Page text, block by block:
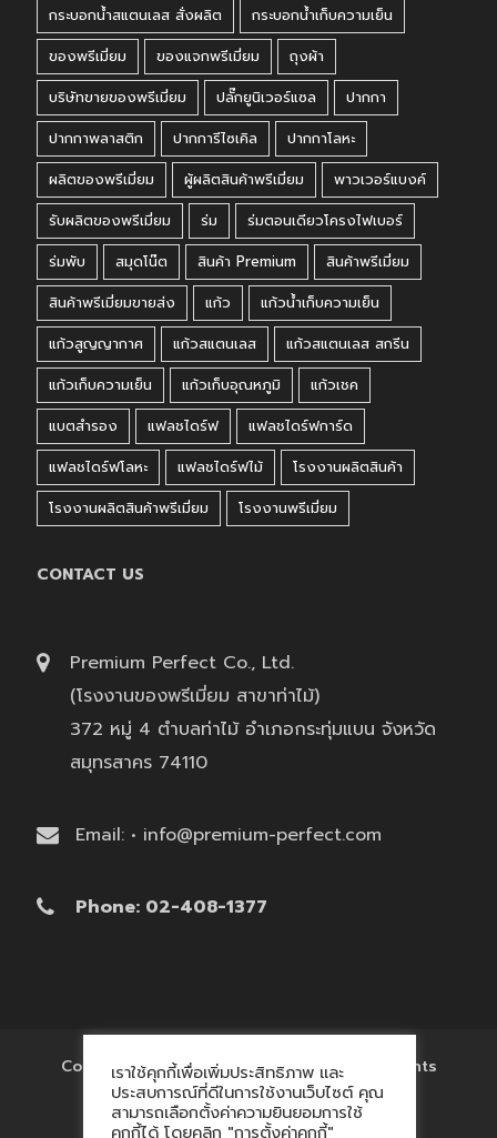
กระบอกน้ำสแตนเลส สั่งผลิต
กระบอกน้ำเก็บความเย็น
ของพรีเมี่ยม
ของแจกพรีเมี่ยม
ถุงผ้า
บริษัทขายของพรีเมี่ยม
ปลั๊กยูนิเวอร์แซล
ปากกา
ปากกาพลาสติก
ปากการีไซเคิล
ปากกาโลหะ
ผลิตของพรีเมี่ยม
ผู้ผลิตสินค้าพรีเมี่ยม
พาวเวอร์แบงค์
รับผลิตของพรีเมี่ยม
ร่ม
ร่มตอนเดียวโครงไฟเบอร์
ร่มพับ
สมุดโน๊ต สินค้า Premium
สินค้าพรีเมี่ยม
สินค้าพรีเมี่ยมขายส่ง
แก้ว
แก้วน้ำเก็บความเย็น
แก้วสูญญากาศ
แก้วสแตนเลส
แก้วสแตนเลส สกรีน
แก้วเก็บความเย็น
แก้วเก็บอุณหภูมิ
แก้วเชค
แบตสำรอง
แฟลชไดร์ฟ
แฟลชไดร์ฟการ์ด
แฟลชไดร์ฟโลหะ
แฟลชไดร์ฟไม้
โรงงานผลิตสินค้า
โรงงานผลิตสินค้าพรีเมี่ยม
โรงงานพรีเมี่ยม
CONTACT US
Premium Perfect Co., Ltd.
(โรงงานของพรีเมี่ยม สาขาท่าไม้)
372 หมู่ 4 ตำบลท่าไม้ อำเภอกระทุ่มแบน จังหวัด
สมุทรสาคร 74110
Email: • info@premium-perfect.com
Phone: 02-408-1377
Copyright © 2017 'โรงงานของพรีเมี่ยม' All Rights
Reserved.
เราใช้คุกกี้เพื่อเพิ่มประสิทธิภาพ และ
ประสบการณ์ที่ดีในการใช้งานเว็บไซต์ คุณ
สามารถเลือกตั้งค่าความยินยอมการใช้
คุกกี้ได้ โดยคลิก "การตั้งค่าคุกกี้"